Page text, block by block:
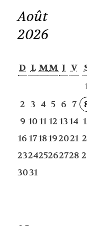
Août
2026
D L MM J V
2 3 4 5 6 7
9 1011 12 1314
16 1718192021
232425262728
3031